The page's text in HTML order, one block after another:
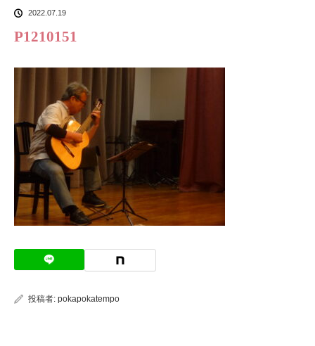
2022.07.19
P1210151
投稿者: pokapokatempo